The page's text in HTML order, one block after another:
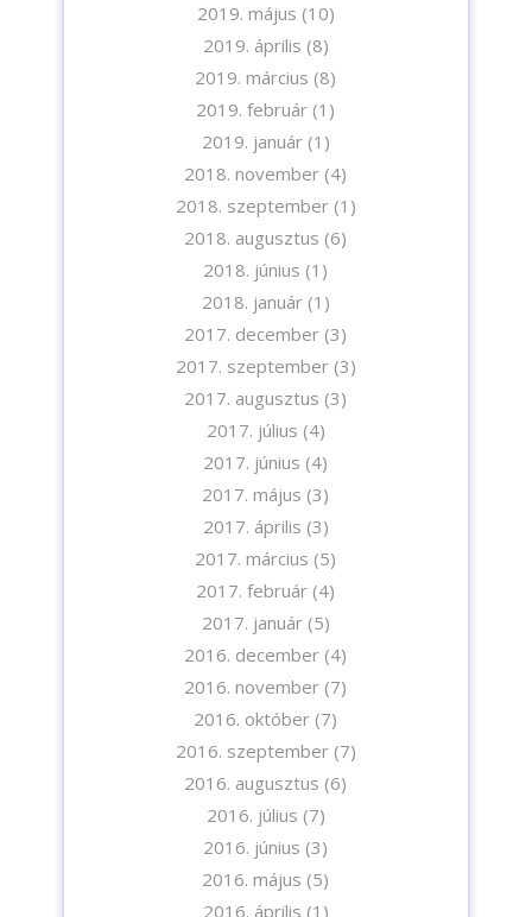
2019. május (10)
2019. április (8)
2019. március (8)
2019. február (1)
2019. január(1)
2018. november (4)
2018. szeptember(1)
2018. augusztus (6)
2018. június (1)
2018. január(1)
2017. december (3)
2017. szeptember(3)
2017. augusztus (3)
2017. július (4)
2017. június (4)
2017. május (3)
2017. április (3)
2017. március (5)
2017. február (4)
2017. január(5)
2016. december (4)
2016. november (7)
2016. október (7)
2016. szeptember(7)
2016. augusztus (6)
2016. július (7)
2016. június (3)
2016. május (5)
2016. április (1)